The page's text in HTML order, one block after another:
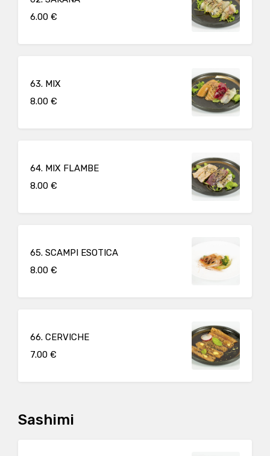
6.00 €
63. MIX
8.00 €
64. MIX FLAMBE
8.00 €
65. SCAMPI ESOTICA
8.00 €
66. CERVICHE
7.00 €
Sashimi